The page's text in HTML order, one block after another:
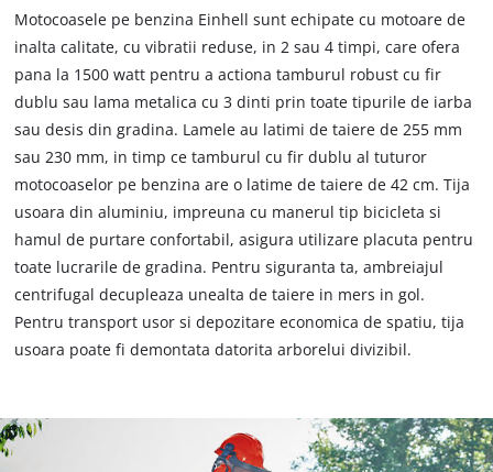
Motocoasele pe benzina Einhell sunt echipate cu motoare de
inalta calitate, cu vibratii reduse, in 2 sau 4 timpi, care ofera
pana la 1500 watt pentru a actiona tamburul robust cu fir
dublu sau lama metalica cu 3 dinti prin toate tipurile de iarba
sau desis din gradina. Lamele au latimi de taiere de 255 mm
sau 230 mm, in timp ce tamburul cu fir dublu al tuturor
motocoaselor pe benzina are o latime de taiere de 42 cm. Tija
usoara din aluminiu, impreuna cu manerul tip bicicleta si
hamul de purtare confortabil, asigura utilizare placuta pentru
toate lucrarile de gradina. Pentru siguranta ta, ambreiajul
centrifugal decupleaza unealta de taiere in mers in gol.
Pentru transport usor si depozitare economica de spatiu, tija
usoara poate fi demontata datorita arborelui divizibil.